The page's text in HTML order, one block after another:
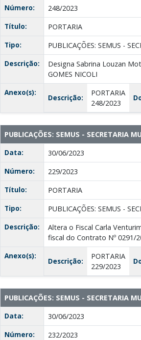
Número:
248/2023
Título:
PORTARIA
Tipo:
PUBLICAÇÕES: SEMUS -
Descrição:
Designa Sabrina Louzan
GOMES NICOLI
Anexo(s):
Descrição:
PORTARIA
248/2023
PUBLICAÇÕES: SEMUS - SECRETARIA
Data:
30/06/2023
Número:
229/2023
Título:
PORTARIA
Tipo:
PUBLICAÇÕES: SEMUS -
Descrição:
Altera o Fiscal Carla
fiscal do Contrato Nº 0291/
Anexo(s):
Descrição:
PORTARIA
229/2023
PUBLICAÇÕES: SEMUS - SECRETARIA
Data:
30/06/2023
Número:
232/2023